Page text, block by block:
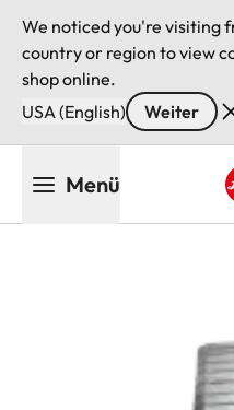
We noticed you're visiting
country or region to view
shop online.
USA (English)
Weiter
Menü